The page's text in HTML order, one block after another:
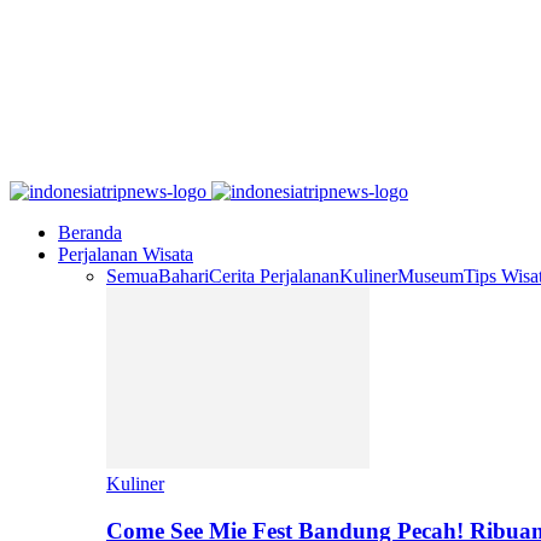
Beranda
Perjalanan Wisata
SemuaBahariCerita PerjalananKulinerMuseumTips
Kuliner
Come See Mie Fest Bandung Pecah!